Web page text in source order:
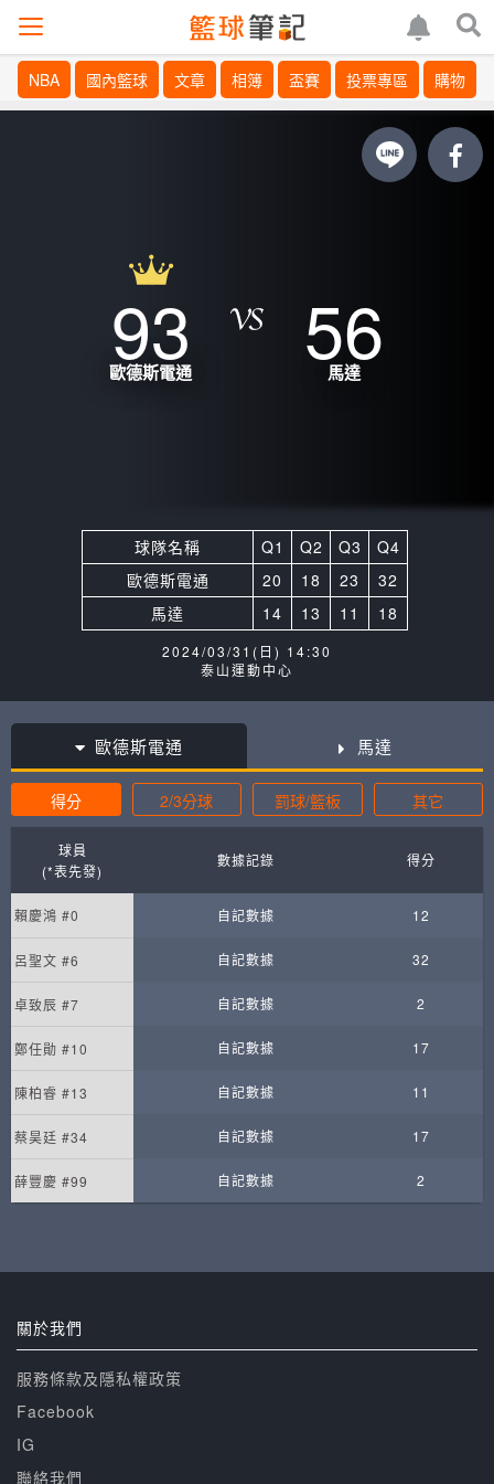
NBA 國內籃球 文章 相簿 盃賽 投票專區 購物
93
歐德斯電通 56
馬達
球隊名稱 Q1 Q2 Q3
Q4
歐德斯電通
20 18 23
32
馬達
14 13 11 18
2024/03/31(日) 14:30
泰山運動中心
歐德斯電通 馬達
得分 2/3分球 罰球/籃板 其它
球員
(*表先發)
數據記錄 得分
賴慶鴻 #0 自記數據 12
呂聖文 #6 自記數據 32
卓致辰 #7 自記數據 2
鄭任勛 #10 自記數據 17
陳柏睿 #13 自記數據 11
蔡昊廷 #34 自記數據 17
薛豐慶 #99 自記數據 2
關於我們
服務條款及隱私權政策
Facebook
IG
聯絡我們